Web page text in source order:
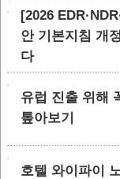
[2026
안 기본지침 개
다
유럽 진출 위해
톺아보기
호텔 와이파이